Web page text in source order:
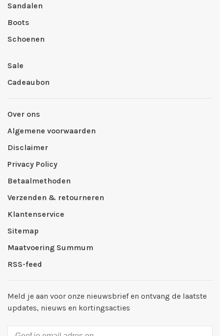
Sandalen
Boots
Schoenen
Sale
Cadeaubon
Over ons
Algemene voorwaarden
Disclaimer
Privacy Policy
Betaalmethoden
Verzenden & retourneren
Klantenservice
Sitemap
Maatvoering Summum
RSS-feed
Meld je aan voor onze nieuwsbrief en ontvang de laatste
updates, nieuws en kortingsacties